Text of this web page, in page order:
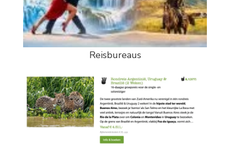
Reisbureaus